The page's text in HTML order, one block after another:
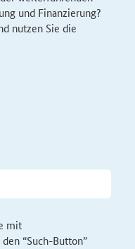
und Finanzierung?
nutzen Sie die
mit
“Such-Button”